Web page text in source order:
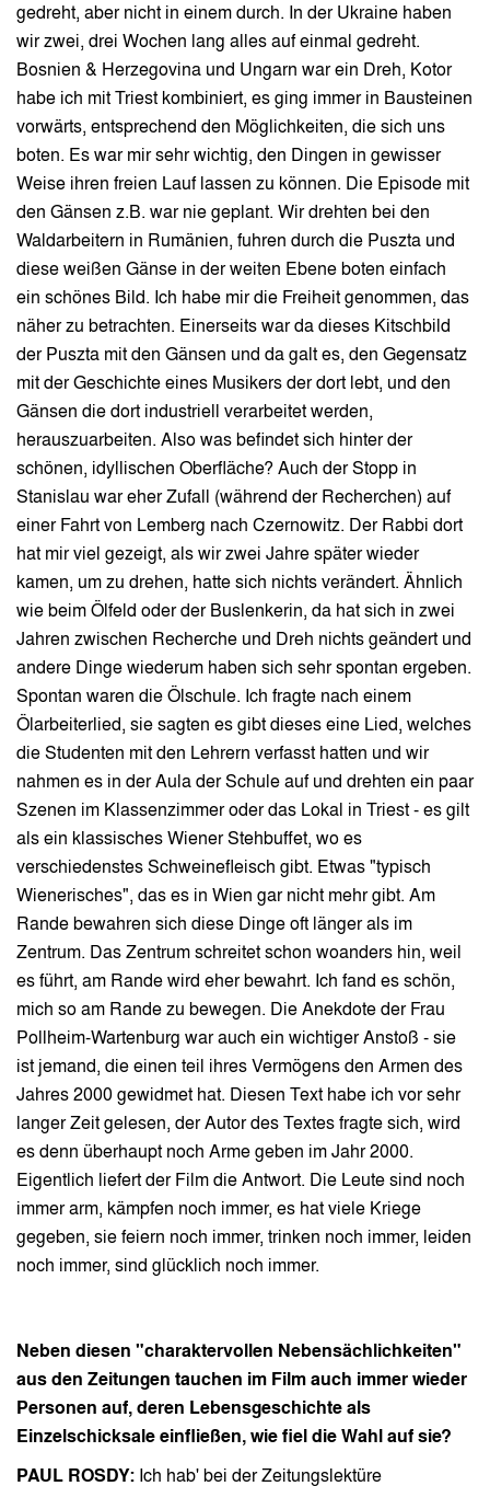
gedreht, aber nicht in einem durch. In der Ukraine haben
wir zwei, drei Wochen lang alles auf einmal gedreht.
Bosnien & Herzegovina und Ungarn war ein Dreh, Kotor
habe ich mit Triest kombiniert, es ging immer in Bausteinen
vorwärts, entsprechend den Möglichkeiten, die sich uns
boten. Es war mir sehr wichtig, den Dingen in gewisser
Weise ihren freien Lauf lassen zu können. Die Episode mit
den Gänsen z.B. war nie geplant. Wir drehten bei den
Waldarbeitern in Rumänien, fuhren durch die Puszta und
diese weißen Gänse in der weiten Ebene boten einfach
ein schönes Bild. Ich habe mir die Freiheit genommen, das
näher zu betrachten. Einerseits war da dieses Kitschbild
der Puszta mit den Gänsen und da galt es, den Gegensatz
mit der Geschichte eines Musikers der dort lebt, und den
Gänsen die dort industriell verarbeitet werden,
herauszuarbeiten. Also was befindet sich hinter der
schönen, idyllischen Oberfläche? Auch der Stopp in
Stanislau war eher Zufall (während der Recherchen) auf
einer Fahrt von Lemberg nach Czernowitz. Der Rabbi dort
hat mir viel gezeigt, als wir zwei Jahre später wieder
kamen, um zu drehen, hatte sich nichts verändert. Ähnlich
wie beim Ölfeld oder der Buslenkerin, da hat sich in zwei
Jahren zwischen Recherche und Dreh nichts geändert und
andere Dinge wiederum haben sich sehr spontan ergeben.
Spontan waren die Ölschule. Ich fragte nach einem
Ölarbeiterlied, sie sagten es gibt dieses eine Lied, welches
die Studenten mit den Lehrern verfasst hatten und wir
nahmen es in der Aula der Schule auf und drehten ein paar
Szenen im Klassenzimmer oder das Lokal in Triest - es gilt
als ein klassisches Wiener Stehbuffet, wo es
verschiedenstes Schweinefleisch gibt. Etwas "typisch
Wienerisches", das es in Wien gar nicht mehr gibt. Am
Rande bewahren sich diese Dinge oft länger als im
Zentrum. Das Zentrum schreitet schon woanders hin, weil
es führt, am Rande wird eher bewahrt. Ich fand es schön,
mich so am Rande zu bewegen. Die Anekdote der Frau
Pollheim-Wartenburg war auch ein wichtiger Anstoß - sie
ist jemand, die einen teil ihres Vermögens den Armen des
Jahres 2000 gewidmet hat. Diesen Text habe ich vor sehr
langer Zeit gelesen, der Autor des Textes fragte sich, wird
es denn überhaupt noch Arme geben im Jahr 2000.
Eigentlich liefert der Film die Antwort. Die Leute sind noch
immer arm, kämpfen noch immer, es hat viele Kriege
gegeben, sie feiern noch immer, trinken noch immer, leiden
noch immer, sind glücklich noch immer.
Neben diesen "charaktervollen Nebensächlichkeiten"
aus den Zeitungen tauchen im Film auch immer wieder
Personen auf, deren Lebensgeschichte als
Einzelschicksale einfließen, wie fiel die Wahl auf sie?
PAUL ROSDY: Ich hab' bei der Zeitungslektüre